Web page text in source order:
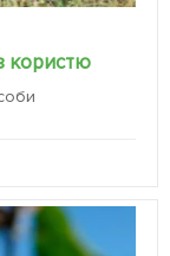
користю